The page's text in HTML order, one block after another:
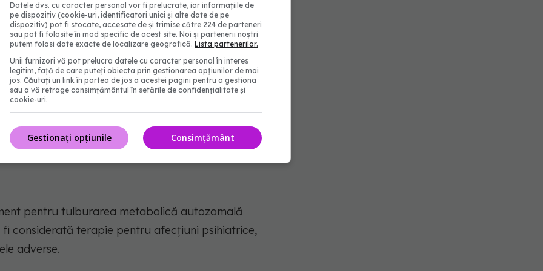
este de a promova activitatea antioxidantă
spune autorul principal Takeo Yoshikawa de
betainei nu este un glonț de argint pentru
o variantă
exemplu de precizie a medicinei în
pentru tulburarea metabolică autozomală
considerată terapie pentru afecțiuni psihiatrice,
adverse.
Datele dvs. cu caracter personal vor fi prelucrate, iar informațiile de
pe dispozitiv (cookie-uri, identificatori unici și alte date de pe
dispozitiv) pot fi stocate, accesate de și trimise către 224 de parteneri
sau pot fi folosite în mod specific de acest site. Noi și partenerii noștri
putem folosi date exacte de localizare geografică. Lista partenerilor.
Unii furnizori vă pot prelucra datele cu caracter personal în interes
legitim, față de care puteți obiecta prin gestionarea opțiunilor de mai
jos. Căutați un link în partea de jos a acestei pagini pentru a gestiona
sau a vă retrage consimțământul în setările de confidențialitate și
cookie-uri.
Consimțământ
Gestionați opțiunile